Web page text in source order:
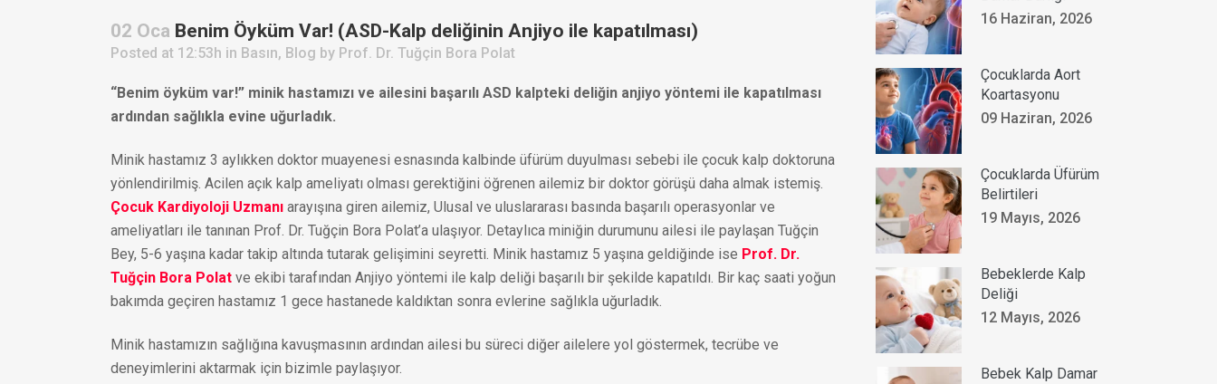
02 Oca Benim Öyküm Var! (ASD-Kalp deliğinin Anjiyo ile kapatılması)
Posted at 12:53h in Basın, Blog by Prof. Dr. Tuğçin Bora Polat
“Benim öyküm var!” minik hastamızı ve ailesini başarılı ASD kalpteki deliğin anjiyo yöntemi ile kapatılması
ardından sağlıkla evine uğurladık.
Minik hastamız 3 aylıkken doktor muayenesi esnasında kalbinde üfürüm duyulması sebebi ile çocuk kalp doktoruna
yönlendirilmiş. Acilen açık kalp ameliyatı olması gerektiğini öğrenen ailemiz bir doktor görüşü daha almak istemiş.
Çocuk Kardiyoloji Uzmanı arayışına giren ailemiz, Ulusal ve uluslararası basında başarılı operasyonlar ve
ameliyatları ile tanınan Prof. Dr. Tuğçin Bora Polat’a ulaşıyor. Detaylıca miniğin durumunu ailesi ile paylaşan Tuğçin
Bey, 5-6 yaşına kadar takip altında tutarak gelişimini seyretti. Minik hastamız 5 yaşına geldiğinde ise Prof. Dr.
Tuğçin Bora Polat ve ekibi tarafından Anjiyo yöntemi ile kalp deliği başarılı bir şekilde kapatıldı. Bir kaç saati yoğun
bakımda geçiren hastamız 1 gece hastanede kaldıktan sonra evlerine sağlıkla uğurladık.
Minik hastamızın sağlığına kavuşmasının ardından ailesi bu süreci diğer ailelere yol göstermek, tecrübe ve
deneyimlerini aktarmak için bizimle paylaşıyor.
16 Haziran, 2026
Çocuklarda Aort
Koartasyonu
09 Haziran, 2026
Çocuklarda Üfürüm
Belirtileri
19 Mayıs, 2026
Bebeklerde Kalp
Deliği
12 Mayıs, 2026
Bebek Kalp Damar